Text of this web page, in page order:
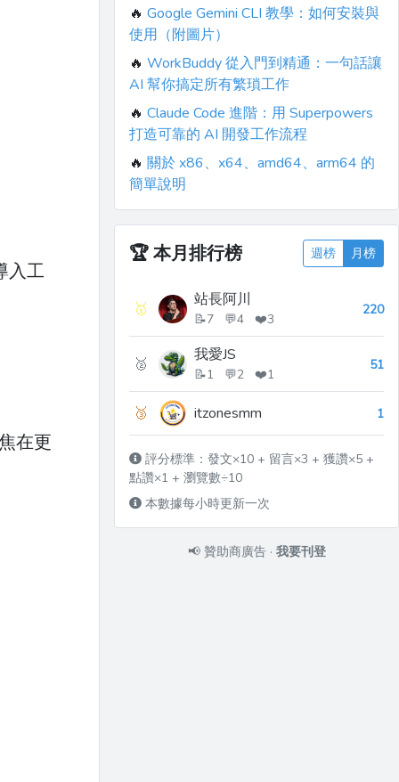
入工
在更
🔥 Google Gemini CLI 教學：如何安裝與
使用（附圖片）
🔥 WorkBuddy 從入門到精通：一句話讓
AI 幫你搞定所有繁瑣工作
🔥 Claude Code 進階：用 Superpowers
打造可靠的 AI 開發工作流程
🔥 關於 x86、x64、amd64、arm64 的
簡單說明
🏆本月排行榜 週榜 月榜
🥇 站長阿川
📝7 💬4 ❤️3
220
🥈 我愛JS
📝1 💬2 ❤️1
51
🥉 itzonesmm 1
評分標準：發文×10 + 留言×3 + 獲讚×5 +
點讚×1 + 瀏覽數÷10
本數據每小時更新一次
📢 贊助商廣告 · 我要刊登